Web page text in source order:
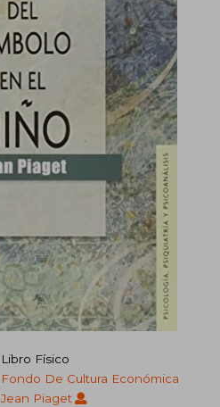
Libro Físico
Fondo De Cultura Económica
Jean Piaget